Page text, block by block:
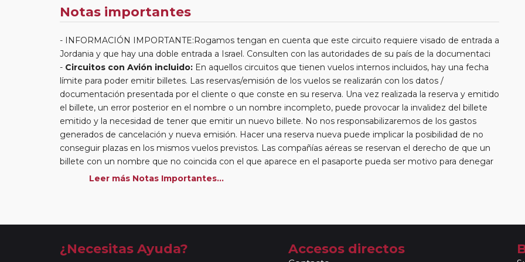
Notas importantes
INFORMACIÓN IMPORTANTE:Rogamos tengan en cuenta que este circuito requiere visado de entrada a
Jordania y que hay una doble entrada a Israel. Consulten con las autoridades de su país de la documentaci
Circuitos con Avión incluido: En aquellos circuitos que tienen vuelos internos incluidos, hay una fecha
límite para poder emitir billetes. Las reservas/emisión de los vuelos se realizarán con los datos /
documentación presentada por el cliente o que conste en su reserva. Una vez realizada la reserva y emitido
el billete, un error posterior en el nombre o un nombre incompleto, puede provocar la invalidez del billete
emitido y la necesidad de tener que emitir un nuevo billete. No nos responsabilizaremos de los gastos
generados de cancelación y nueva emisión. Hacer una reserva nueva puede implicar la posibilidad de no
conseguir plazas en los mismos vuelos previstos. Las compañías aéreas se reservan el derecho de que un
billete con un nombre que no coincida con el que aparece en el pasaporte pueda ser motivo para denegar
el embarque a un viajero.
En los
Circuitos con Crucero
dispondrá de días libres para poder disfrutar por su cuenta en las ciudades
más activas y bellas de Europa. Durante estos días, no estarán acompañados de nuestros guías. En caso de
Leer más Notas Importantes...
¿Necesitas Ayuda? Accesos directos